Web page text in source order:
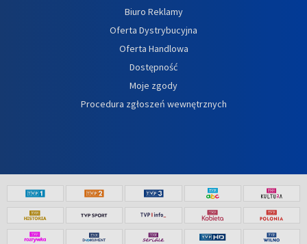
Biuro Reklamy
Oferta Dystrybucyjna
Oferta Handlowa
Dostępność
Moje zgody
Procedura zgłoszeń wewnętrznych